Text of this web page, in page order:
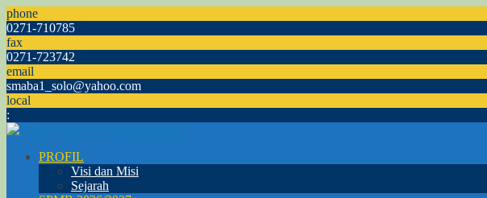
phone
0271-710785
fax
0271-723742
email
smaba1_solo@yahoo.com
local
:
PROFIL
Visi dan Misi
Sejarah